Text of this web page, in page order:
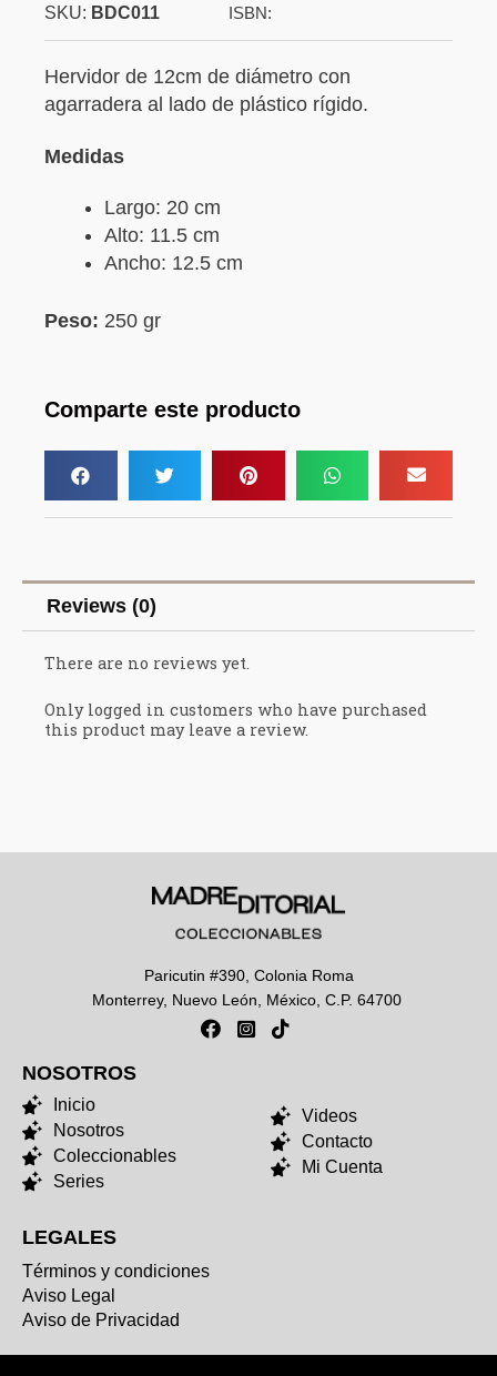
SKU: BDC011 ISBN:
Hervidor de 12cm de diámetro con
agarradera al lado de plástico rígido.
Medidas
Largo: 20 cm
Alto: 11.5 cm
Ancho: 12.5 cm
Peso: 250 gr
Comparte este producto
Reviews (0)
There are no reviews yet.
Only logged in customers who have purchased
this product may leave a review.
Paricutin #390, Colonia Roma
Monterrey, Nuevo León, México, C.P. 64700
NOSOTROS
Inicio
Nosotros
Coleccionables
Series
Videos
Contacto
Mi Cuenta
LEGALES
Términos y condiciones
Aviso Legal
Aviso de Privacidad